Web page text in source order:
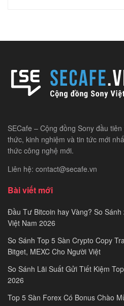
SECafe – Cộng đồng Sony đầu
thức, kinh nghiệm và tin tức mới
thức công nghệ mới.
Liên hệ: contact@secafe.vn
Bài viết mới
Đầu Tư Bitcoin hay Vàng? So
Việt Nam 2026
So Sánh Top 5 Sàn Crypto Copy
Bitget, MEXC Cho Người Việt
So Sánh Lãi Suất Gửi Tiết Kiệm
2026
Top 5 Sàn Forex Có Bonus Chào